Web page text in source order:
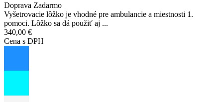
Doprava Zadarmo
Vyšetrovacie lôžko je vhodné pre ambulancie a miestnosti 1.
pomoci. Lôžko sa dá použiť aj ...
340,00 €
Cena s DPH